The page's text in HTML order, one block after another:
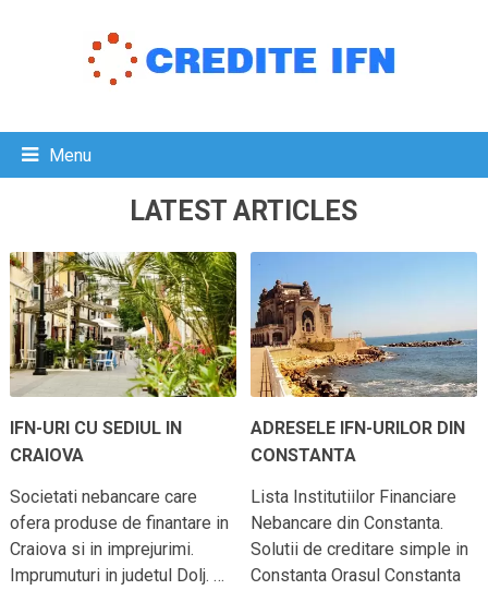
Menu
LATEST ARTICLES
IFN-URI CU SEDIUL IN
CRAIOVA
Societati nebancare care
ofera produse de finantare in
Craiova si in imprejurimi.
Imprumuturi in judetul Dolj. …
ADRESELE IFN-URILOR DIN
CONSTANTA
Lista Institutiilor Financiare
Nebancare din Constanta.
Solutii de creditare simple in
Constanta Orasul Constanta